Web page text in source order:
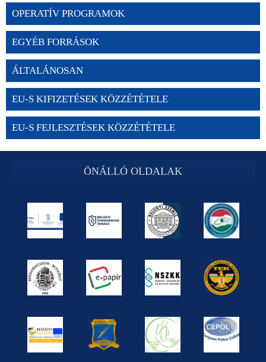
OPERATÍV PROGRAMOK
EGYÉB FORRÁSOK
ÁLTALÁNOSAN
EU-S KIFIZETÉSEK KÖZZÉTÉTELE
EU-S FEJLESZTÉSEK KÖZZÉTÉTELE
ÖNÁLLÓ OLDALAK